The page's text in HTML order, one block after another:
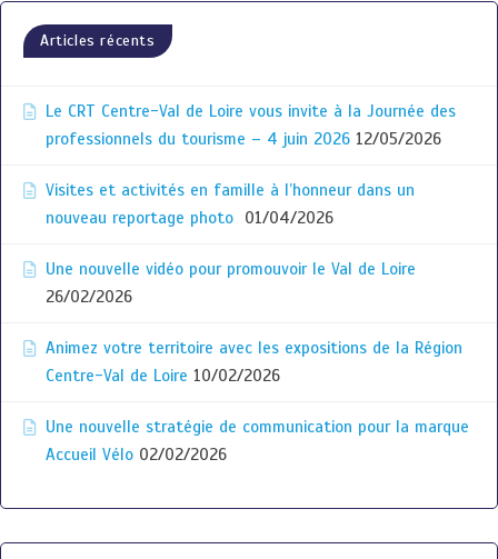
Articles récents
Le CRT Centre-Val de Loire vous invite à la Journée des
professionnels du tourisme – 4 juin 2026 12/05/2026
Visites et activités en famille à l’honneur dans un
nouveau reportage photo
01/04/2026
Une nouvelle vidéo pour promouvoir le Val de Loire
26/02/2026
Animez votre territoire avec les expositions de la Région
Centre-Val de Loire 10/02/2026
Une nouvelle stratégie de communication pour la marque
Accueil Vélo 02/02/2026